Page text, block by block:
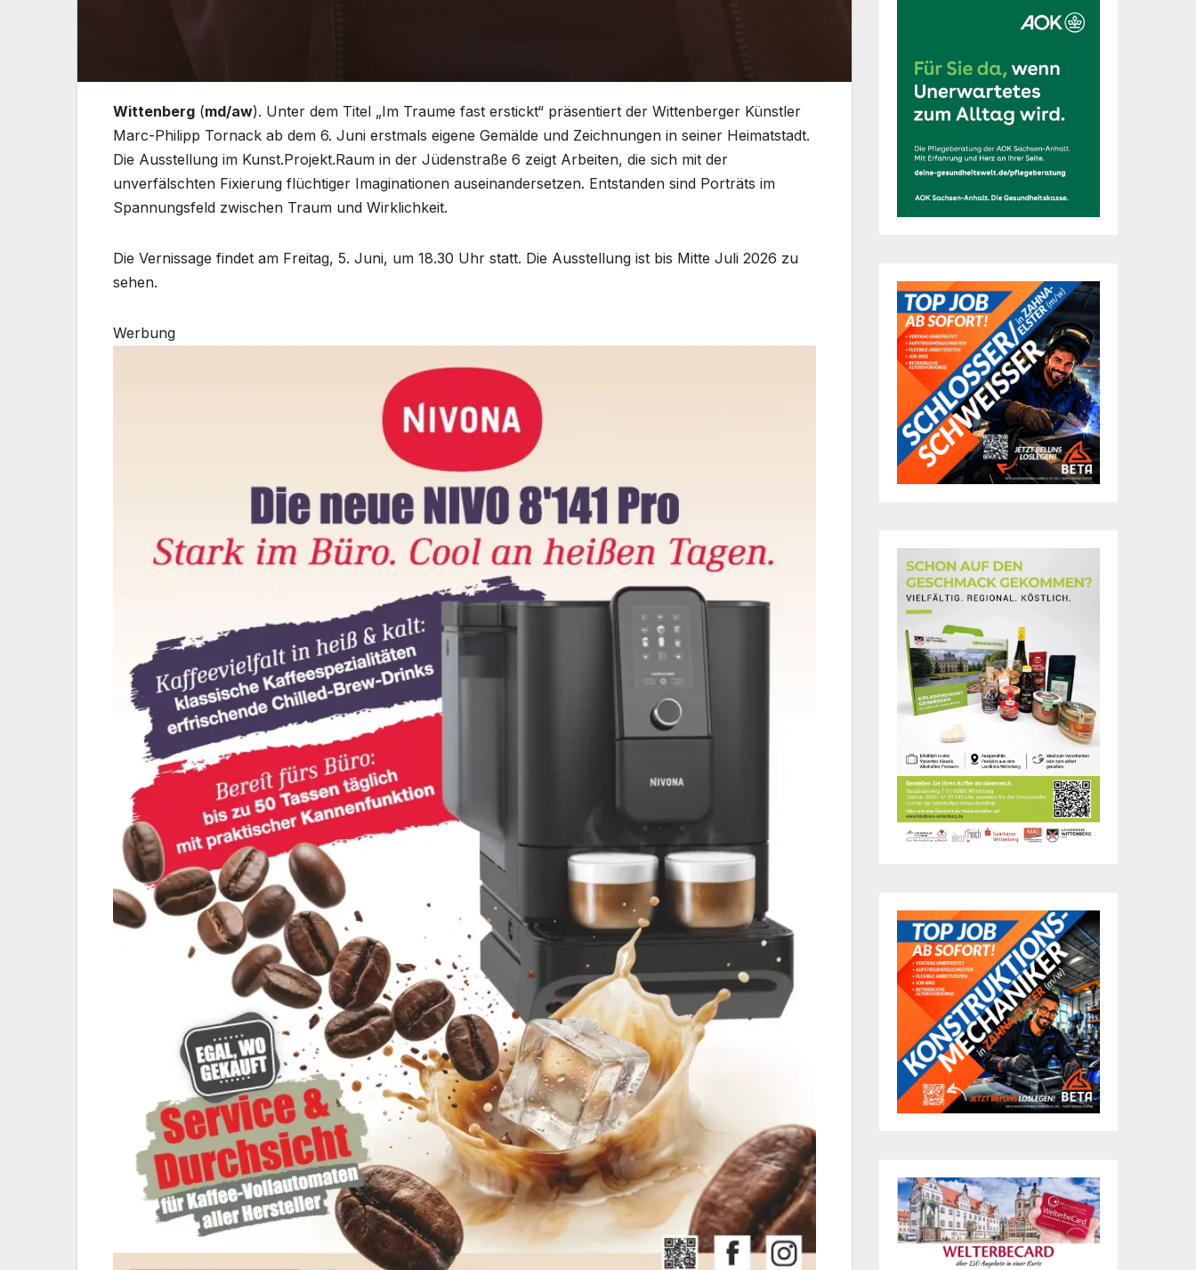
Wittenberg (md/aw). Unter dem Titel „Im Traume fast erstickt“ präsentiert der Wittenberger Künstler
Marc-Philipp Tornack ab dem 6. Juni erstmals eigene Gemälde und Zeichnungen in seiner Heimatstadt.
Die Ausstellung im Kunst.Projekt.Raum in der Jüdenstraße 6 zeigt Arbeiten, die sich mit der
unverfälschten Fixierung flüchtiger Imaginationen auseinandersetzen. Entstanden sind Porträts im
Spannungsfeld zwischen Traum und Wirklichkeit.
Die Vernissage findet am Freitag, 5. Juni, um 18.30 Uhr statt. Die Ausstellung ist bis Mitte Juli 2026 zu
sehen.
Werbung